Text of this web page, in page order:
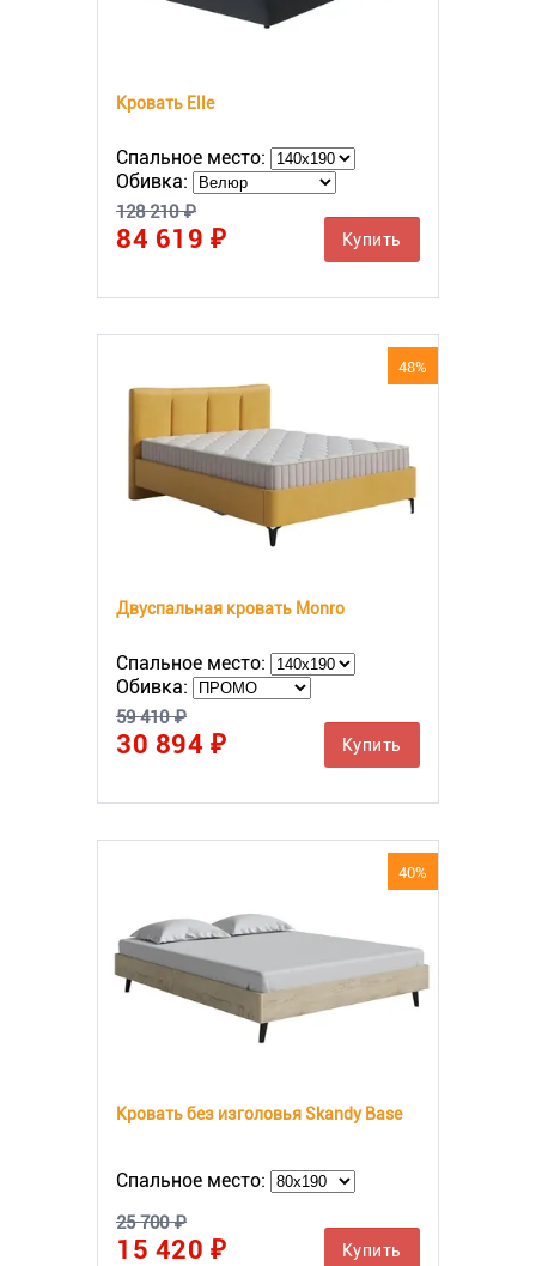
Кровать Elle
Спальное место:
Обивка:
128 210 ₽
84 619 ₽ Купить
48%
Двуспальная кровать Monro
Спальное место:
Обивка:
59 410 ₽
30 894 ₽ Купить
40%
Кровать без изголовья Skandy Base
Спальное место:
25 700 ₽
15 420 ₽ Купить